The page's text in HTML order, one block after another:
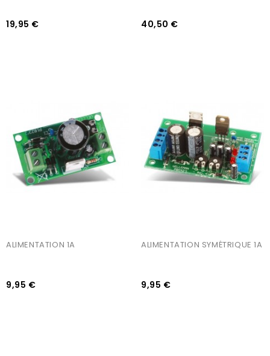
19,95 € 40,50 €
ALIMENTATION 1A
9,95 €
ALIMENTATION SYMÉTRIQUE 1A
9,95 €